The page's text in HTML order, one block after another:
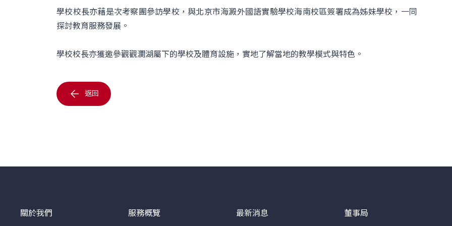
學校校長亦藉是次考察團參訪學校，與北京市海澱外國語實驗學校海南校區簽署成為姊妹學校，一同
探討教育服務發展。
學校校長亦獲邀參觀觀瀾湖屬下的學校及體育設施，實地了解當地的教學模式與特色。
返回
關於我們 服務概覽 最新消息 董事局